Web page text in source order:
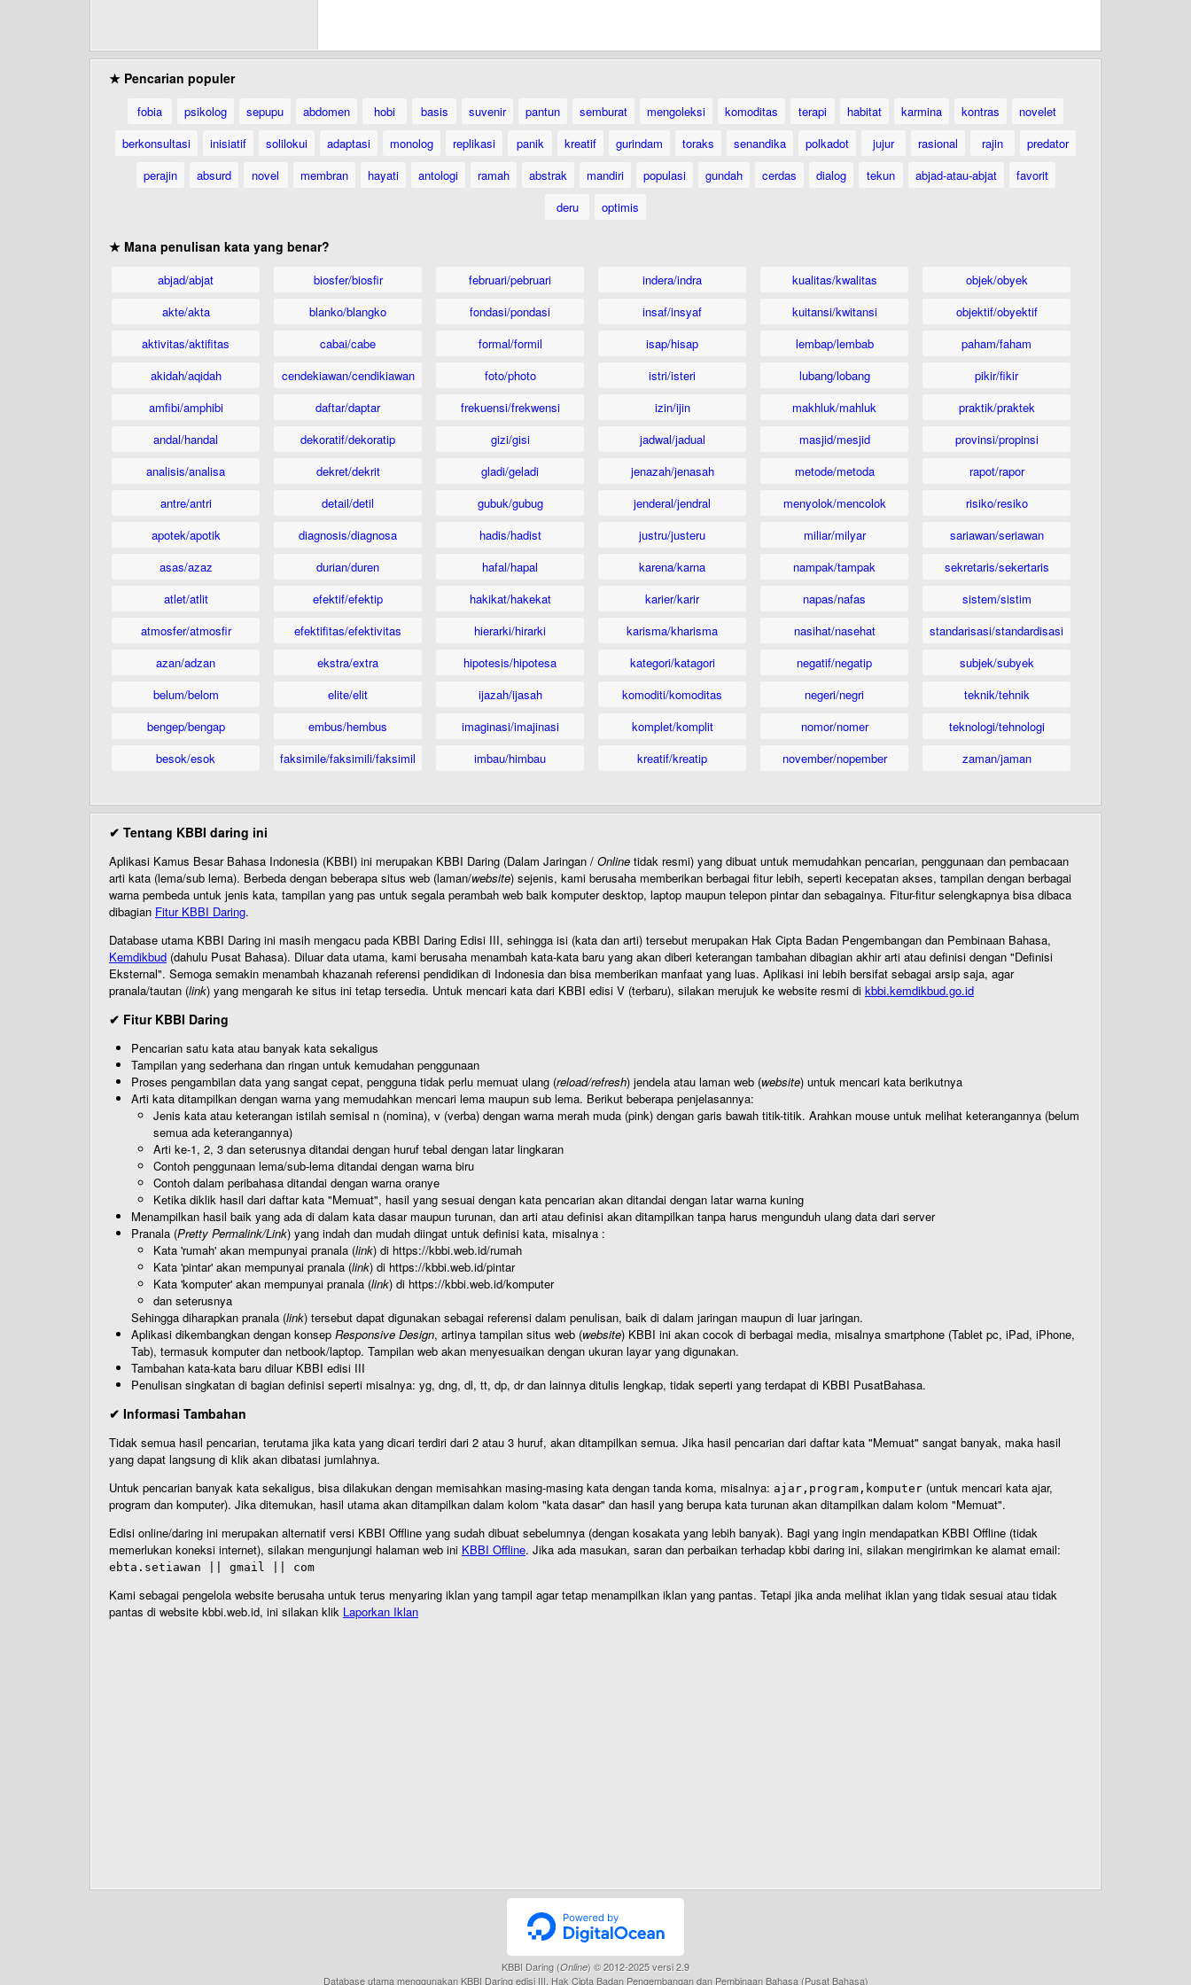
★ Pencarian populer
fobia psikolog sepupu abdomen hobi basis suvenir pantun semburat mengoleksi komoditas terapi habitat karmina kontras
novelet
berkonsultasi
inisiatif solilokui adaptasi monolog replikasi panik kreatif gurindam toraks senandika polkadot jujur rasional rajin
predator
perajin
absurd novel membran hayati antologi ramah abstrak mandiri populasi gundah cerdas dialog tekun abjad-atau-abjat
favorit
deru
optimis
★ Mana penulisan kata yang benar?
abjad/abjat
akte/akta
aktivitas/aktifitas
akidah/aqidah
amfibi/amphibi
andal/handal
analisis/analisa
antre/antri
apotek/apotik
asas/azaz
atlet/atlit
atmosfer/atmosfir
azan/adzan
belum/belom
bengep/bengap
besok/esok
biosfer/biosfir
blanko/blangko
cabai/cabe
cendekiawan/cendikiawan
daftar/daptar
dekoratif/dekoratip
dekret/dekrit
detail/detil
diagnosis/diagnosa
durian/duren
efektif/efektip
efektifitas/efektivitas
ekstra/extra
elite/elit
embus/hembus
faksimile/faksimili/faksimil
februari/pebruari
fondasi/pondasi
formal/formil
foto/photo
frekuensi/frekwensi
gizi/gisi
gladi/geladi
gubuk/gubug
hadis/hadist
hafal/hapal
hakikat/hakekat
hierarki/hirarki
hipotesis/hipotesa
ijazah/ijasah
imaginasi/imajinasi
imbau/himbau
indera/indra
insaf/insyaf
isap/hisap
istri/isteri
izin/ijin
jadwal/jadual
jenazah/jenasah
jenderal/jendral
justru/justeru
karena/karna
karier/karir
karisma/kharisma
kategori/katagori
komoditi/komoditas
komplet/komplit
kreatif/kreatip
kualitas/kwalitas
kuitansi/kwitansi
lembap/lembab
lubang/lobang
makhluk/mahluk
masjid/mesjid
metode/metoda
menyolok/mencolok
miliar/milyar
nampak/tampak
napas/nafas
nasihat/nasehat
negatif/negatip
negeri/negri
nomor/nomer
november/nopember
objek/obyek
objektif/obyektif
paham/faham
pikir/fikir
praktik/praktek
provinsi/propinsi
rapot/rapor
risiko/resiko
sariawan/seriawan
sekretaris/sekertaris
sistem/sistim
standarisasi/standardisasi
subjek/subyek
teknik/tehnik
teknologi/tehnologi
zaman/jaman
✔ Tentang KBBI daring ini
Aplikasi Kamus Besar Bahasa Indonesia (KBBI) ini merupakan KBBI Daring (Dalam Jaringan / Online tidak resmi) yang dibuat untuk memudahkan pencarian, penggunaan dan pembacaan
arti kata (lema/sub lema). Berbeda dengan beberapa situs web (laman/website) sejenis, kami berusaha memberikan berbagai fitur lebih, seperti kecepatan akses, tampilan dengan berbagai
warna pembeda untuk jenis kata, tampilan yang pas untuk segala perambah web baik komputer desktop, laptop maupun telepon pintar dan sebagainya. Fitur-fitur selengkapnya bisa dibaca
dibagian Fitur KBBI Daring.
Database utama KBBI Daring ini masih mengacu pada KBBI Daring Edisi III, sehingga isi (kata dan arti) tersebut merupakan Hak Cipta Badan Pengembangan dan Pembinaan Bahasa,
Kemdikbud (dahulu Pusat Bahasa). Diluar data utama, kami berusaha menambah kata-kata baru yang akan diberi keterangan tambahan dibagian akhir arti atau definisi dengan "Definisi
Eksternal". Semoga semakin menambah khazanah referensi pendidikan di Indonesia dan bisa memberikan manfaat yang luas. Aplikasi ini lebih bersifat sebagai arsip saja, agar
pranala/tautan (link) yang mengarah ke situs ini tetap tersedia. Untuk mencari kata dari KBBI edisi V (terbaru), silakan merujuk ke website resmi di kbbi.kemdikbud.go.id
✔ Fitur KBBI Daring
Pencarian satu kata atau banyak kata sekaligus
Tampilan yang sederhana dan ringan untuk kemudahan penggunaan
Proses pengambilan data yang sangat cepat, pengguna tidak perlu memuat ulang (reload/refresh) jendela atau laman web (website) untuk mencari kata berikutnya
Arti kata ditampilkan dengan warna yang memudahkan mencari lema maupun sub lema. Berikut beberapa penjelasannya:
Jenis kata atau keterangan istilah semisal n (nomina), v (verba) dengan warna merah muda (pink) dengan garis bawah titik-titik. Arahkan mouse untuk melihat keterangannya (belum
semua ada keterangannya)
Arti ke-1, 2, 3 dan seterusnya ditandai dengan huruf tebal dengan latar lingkaran
Contoh penggunaan lema/sub-lema ditandai dengan warna biru
Contoh dalam peribahasa ditandai dengan warna oranye
Ketika diklik hasil dari daftar kata "Memuat", hasil yang sesuai dengan kata pencarian akan ditandai dengan latar warna kuning
Menampilkan hasil baik yang ada di dalam kata dasar maupun turunan, dan arti atau definisi akan ditampilkan tanpa harus mengunduh ulang data dari server
Pranala (Pretty Permalink/Link) yang indah dan mudah diingat untuk definisi kata, misalnya :
Kata 'rumah' akan mempunyai pranala (link) di https://kbbi.web.id/rumah
Kata 'pintar' akan mempunyai pranala (link) di https://kbbi.web.id/pintar
Kata 'komputer' akan mempunyai pranala (link) di https://kbbi.web.id/komputer
dan seterusnya
Sehingga diharapkan pranala (link) tersebut dapat digunakan sebagai referensi dalam penulisan, baik di dalam jaringan maupun di luar jaringan.
Aplikasi dikembangkan dengan konsep Responsive Design, artinya tampilan situs web (website) KBBI ini akan cocok di berbagai media, misalnya smartphone (Tablet pc, iPad, iPhone,
Tab), termasuk komputer dan netbook/laptop. Tampilan web akan menyesuaikan dengan ukuran layar yang digunakan.
Tambahan kata-kata baru diluar KBBI edisi III
Penulisan singkatan di bagian definisi seperti misalnya: yg, dng, dl, tt, dp, dr dan lainnya ditulis lengkap, tidak seperti yang terdapat di KBBI PusatBahasa.
✔ Informasi Tambahan
Tidak semua hasil pencarian, terutama jika kata yang dicari terdiri dari 2 atau 3 huruf, akan ditampilkan semua. Jika hasil pencarian dari daftar kata "Memuat" sangat banyak, maka hasil
yang dapat langsung di klik akan dibatasi jumlahnya.
Untuk pencarian banyak kata sekaligus, bisa dilakukan dengan memisahkan masing-masing kata dengan tanda koma, misalnya: ajar,program,komputer (untuk mencari kata ajar,
program dan komputer). Jika ditemukan, hasil utama akan ditampilkan dalam kolom "kata dasar" dan hasil yang berupa kata turunan akan ditampilkan dalam kolom "Memuat".
Edisi online/daring ini merupakan alternatif versi KBBI Offline yang sudah dibuat sebelumnya (dengan kosakata yang lebih banyak). Bagi yang ingin mendapatkan KBBI Offline (tidak
memerlukan koneksi internet), silakan mengunjungi halaman web ini KBBI Offline. Jika ada masukan, saran dan perbaikan terhadap kbbi daring ini, silakan mengirimkan ke alamat email:
ebta.setiawan || gmail || com
Kami sebagai pengelola website berusaha untuk terus menyaring iklan yang tampil agar tetap menampilkan iklan yang pantas. Tetapi jika anda melihat iklan yang tidak sesuai atau tidak
pantas di website kbbi.web.id, ini silakan klik Laporkan Iklan
KBBI Daring (Online) © 2012-2025 versi 2.9
Database utama menggunakan KBBI Daring edisi III, Hak Cipta Badan Pengembangan dan Pembinaan Bahasa (Pusat Bahasa)